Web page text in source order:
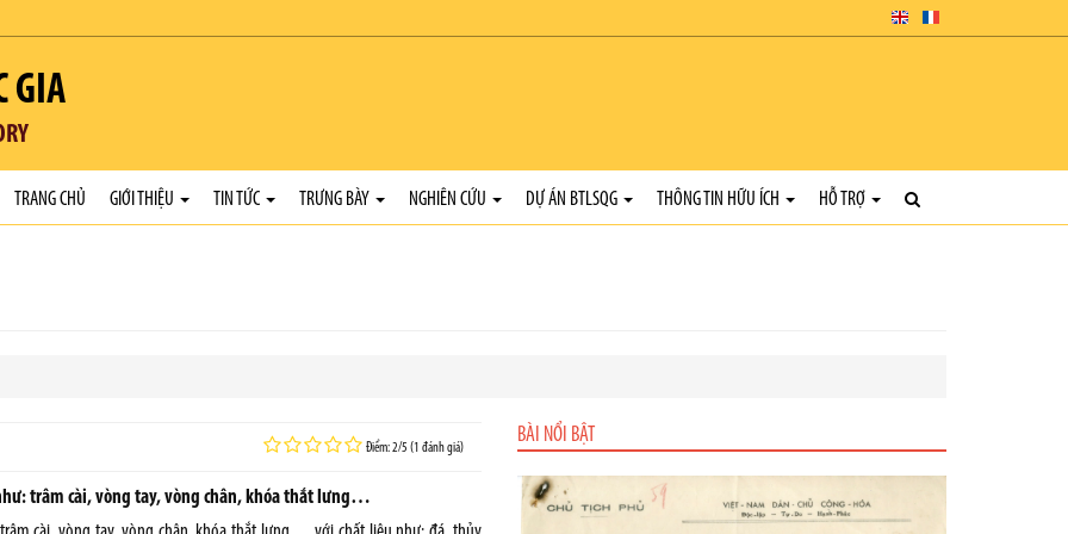
GIA
TRANG CHỦ GIỚI THIỆU TIN TỨC TRƯNG BÀY NGHIÊN CỨU DỰ ÁN BTLSQG THÔNG TIN HỮU ÍCH HỖ TRỢ
Điểm: 2/5 (1 đánh giá)
trâm cài, vòng tay, vòng chân, khóa thắt lưng…
BÀI NỔI BẬT